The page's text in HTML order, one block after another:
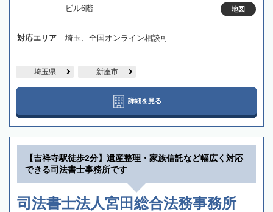
ビル6階
地図
対応エリア 埼玉、全国オンライン相談可
埼玉県 新座市
詳細を見る
【吉祥寺駅徒歩2分】遺産整理・家族信託など幅広く対応
できる司法書士事務所です
司法書士法人宮田総合法務事務所